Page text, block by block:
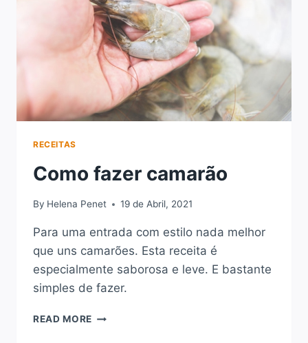
RECEITAS
Como fazer camarão
By Helena Penet 19 de Abril, 2021
Para uma entrada com estilo nada melhor
que uns camarões. Esta receita é
especialmente saborosa e leve. E bastante
simples de fazer.
READ MORE COMO